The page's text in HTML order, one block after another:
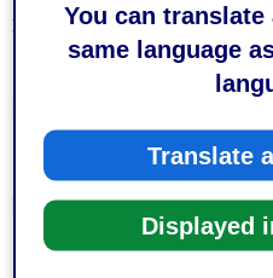
You can
same language
Translate
Displayed
第10条 この要綱に定めるも
し必要な事項は、委員長が別
この要綱は、平成15年6月9日
附則
この要綱は、平成17年4月1